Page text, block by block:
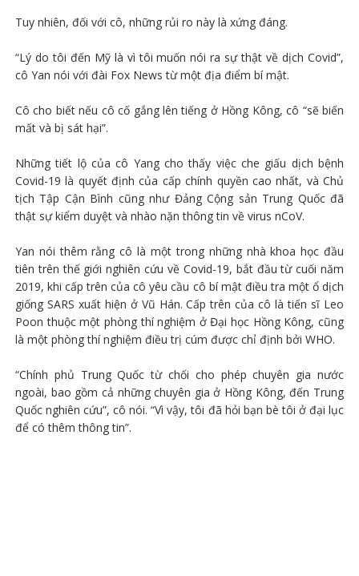
Tuy nhiên, đối với cô, những rủi ro này là xứng đáng.
“Lý do tôi đến Mỹ là vì tôi muốn nói ra sự thật về dịch Covid”,
cô Yan nói với đài Fox News từ một địa điểm bí mật.
Cô cho biết nếu cô cố gắng lên tiếng ở Hồng Kông, cô “sẽ biến
mất và bị sát hại”.
Những tiết lộ của cô Yang cho thấy việc che giấu dịch bệnh
Covid-19 là quyết định của cấp chính quyền cao nhất, và Chủ
tịch Tập Cận Bình cũng như Đảng Cộng sản Trung Quốc đã
thật sự kiểm duyệt và nhào nặn thông tin về virus nCoV.
Yan nói thêm rằng cô là một trong những nhà khoa học đầu
tiên trên thế giới nghiên cứu về Covid-19, bắt đầu từ cuối năm
2019, khi cấp trên của cô yêu cầu cô bí mật điều tra một ổ dịch
giống SARS xuất hiện ở Vũ Hán. Cấp trên của cô là tiến sĩ Leo
Poon thuộc một phòng thí nghiệm ở Đại học Hồng Kông, cũng
là một phòng thí nghiệm điều trị cúm được chỉ định bởi WHO.
“Chính phủ Trung Quốc từ chối cho phép chuyên gia nước
ngoài, bao gồm cả những chuyên gia ở Hồng Kông, đến Trung
Quốc nghiên cứu”, cô nói. “Vì vậy, tôi đã hỏi bạn bè tôi ở đại lục
để có thêm thông tin”.